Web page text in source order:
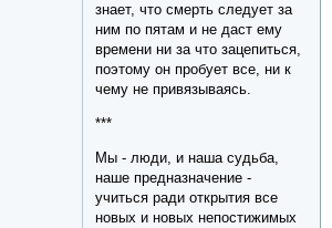
знает, что смерть следует за
ним по пятам и не даст ему
времени ни за что зацепиться,
поэтому он пробует все, ни к
чему не привязываясь.
***
Мы - люди, и наша судьба,
наше предназначение -
учиться ради открытия все
новых и новых непостижимых